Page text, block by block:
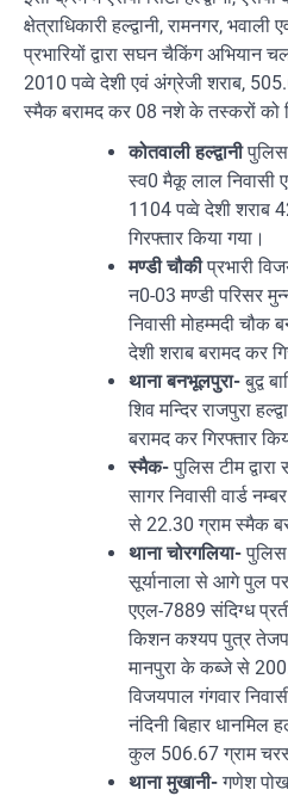
क्षेत्राधिकारी हल्द्वानी, रामनगर,
प्रभारियों द्वारा सघन चैकिंग
2010 पव्वे देशी एवं अंग्रेजी शराब,
स्मैक बरामद कर 08 नशे के तस्करों को
कोतवाली हल्द्वानीपुलिस
स्व0 मैकू लाल
1104 पव्वे देशी शराब
गिरफ्तार किया गया।
मण्डी चौकीप्रभारी
न0-03 मण्डी परिसर
निवासी मोहम्मदी
देशी शराब बरामद कर
थाना बनभूलपुरा-बुद्व
शिव मन्दिर राजपुरा
बरामद कर गिरफ्तार
स्मैक-पुलिस टीम
सागर निवासी वार्ड
से 22.30 ग्राम स्मैक
थाना चोरगलिया-पुलिस
सूर्यानाला से आगे पुल
एएल-7889 संदिग्ध
किशन कश्यप पुत्र
मानपुरा के कब्जे से
विजयपाल गंगवार
नंदिनी बिहार धानमिल
कुल 506.67 ग्राम चरस
थाना मुखानी-गणेश